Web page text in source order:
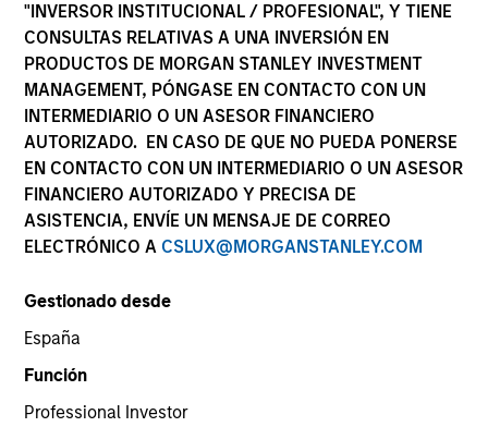
"INVERSOR INSTITUCIONAL / PROFESIONAL", Y TIENE
CONSULTAS RELATIVAS A UNA INVERSIÓN EN
PRODUCTOS DE MORGAN STANLEY INVESTMENT
MANAGEMENT, PÓNGASE EN CONTACTO CON UN
INTERMEDIARIO O UN ASESOR FINANCIERO
AUTORIZADO. EN CASO DE QUE NO PUEDA PONERSE
EN CONTACTO CON UN INTERMEDIARIO O UN ASESOR
FINANCIERO AUTORIZADO Y PRECISA DE
ASISTENCIA, ENVÍE UN MENSAJE DE CORREO
ELECTRÓNICO A CSLUX@MORGANSTANLEY.COM
Gestionado desde
España
Función
Professional Investor
Key Investor Information
(KID)
Documentación
Descripción general